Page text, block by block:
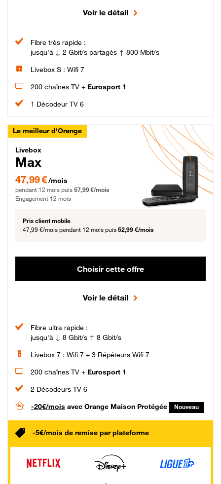
Voir le détail
Fibre très rapide :
jusqu'à ↓ 2 Gbit/s partagés ↑ 800 Mbit/s
Livebox S : Wifi 7
200 chaînes TV + Eurosport 1
1 Décodeur TV 6
Le meilleur d'Orange
Livebox Max Fibre
Livebox
Max
47,99 € par mois pendant 12 mois puis 57,99 € par mois, Engagement 12 mois
47,99 €/mois
pendant 12 mois puis 57,99 €/mois
Engagement 12 mois
Prix client mobile
47,99 €/mois pendant 12 mois puis 52,99 €/mois
Choisir cette offre
Voir le détail
Fibre ultra rapide :
jusqu'à ↓ 8 Gbit/s ↑ 8 Gbit/s
Livebox 7 : Wifi 7 + 3 Répéteurs Wifi 7
200 chaînes TV + Eurosport 1
2 Décodeurs TV 6
-20€/mois avec Orange Maison Protégée Nouveau
-5€/mois de remise par plateforme